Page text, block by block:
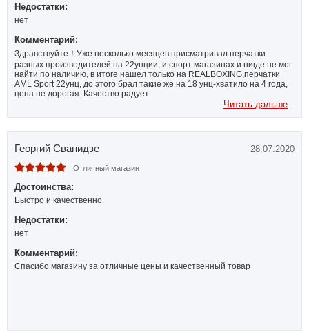
Недостатки:
нет
Комментарий:
Здравствуйте！Уже несколько месяцев присматривал перчатки
разных производителей на 22унции, и спорт магазинах и нигде не мог
найти по наличию, в итоге нашел только на REALBOXING,перчатки
AML Sport 22унц, до этого брал такие же на 18 унц-хватило на 4 года,
цена не дорогая. Качество радует
Читать дальше
Георгий Сванидзе 28.07.2020
Отличный магазин
Достоинства:
Быстро и качественно
Недостатки:
нет
Комментарий:
Спасибо магазину за отличные цены и качественный товар